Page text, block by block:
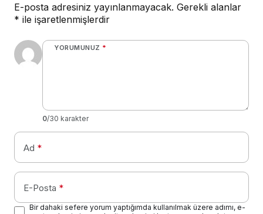
E-posta adresiniz yayınlanmayacak. Gerekli alanlar
* ile işaretlenmişlerdir
YORUMUNUZ *
0/30 karakter
Ad *
E-Posta *
Bir dahaki sefere yorum yaptığımda kullanılmak üzere adımı, e-